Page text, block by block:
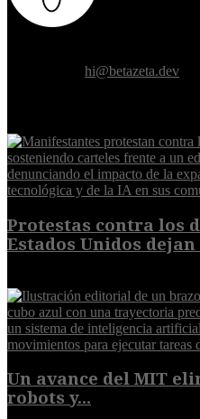
hi@betazeta.dev
Protestas contra los
Estados Unidos dejan
Un avance del MIT
robots y...